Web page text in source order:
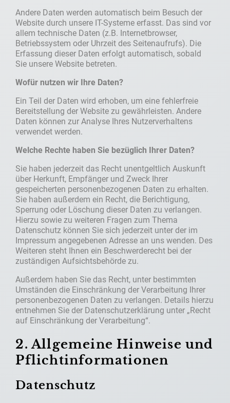
Andere Daten werden automatisch beim Besuch der
Website durch unsere IT-Systeme erfasst. Das sind vor
allem technische Daten (z.B. Internetbrowser,
Betriebssystem oder Uhrzeit des Seitenaufrufs). Die
Erfassung dieser Daten erfolgt automatisch, sobald
Sie unsere Website betreten.
Wofür nutzen wir Ihre Daten?
Ein Teil der Daten wird erhoben, um eine fehlerfreie
Bereitstellung der Website zu gewährleisten. Andere
Daten können zur Analyse Ihres Nutzerverhaltens
verwendet werden.
Welche Rechte haben Sie bezüglich Ihrer Daten?
Sie haben jederzeit das Recht unentgeltlich Auskunft
über Herkunft, Empfänger und Zweck Ihrer
gespeicherten personenbezogenen Daten zu erhalten.
Sie haben außerdem ein Recht, die Berichtigung,
Sperrung oder Löschung dieser Daten zu verlangen.
Hierzu sowie zu weiteren Fragen zum Thema
Datenschutz können Sie sich jederzeit unter der im
Impressum angegebenen Adresse an uns wenden. Des
Weiteren steht Ihnen ein Beschwerderecht bei der
zuständigen Aufsichtsbehörde zu.
Außerdem haben Sie das Recht, unter bestimmten
Umständen die Einschränkung der Verarbeitung Ihrer
personenbezogenen Daten zu verlangen. Details hierzu
entnehmen Sie der Datenschutzerklärung unter „Recht
auf Einschränkung der Verarbeitung“.
2. Allgemeine Hinweise und
Pflichtinformationen
Datenschutz